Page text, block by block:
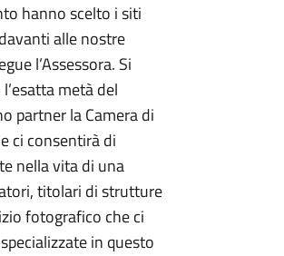
hanno scelto i siti
alle nostre
l’Assessora. Si
metà del
partner la Camera di
ci consentirà di
nella vita di una
titolari di strutture
fotografico che ci
in questo